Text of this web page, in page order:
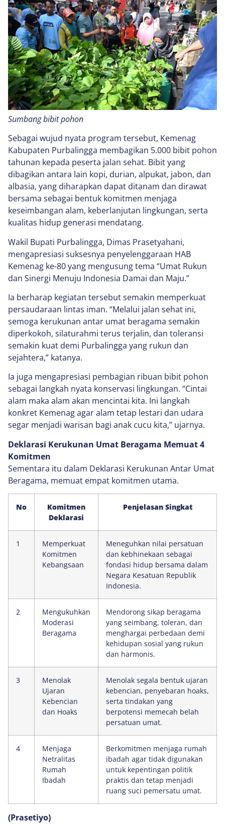
Sumbang bibit pohon
Sebagai wujud nyata program tersebut, Kemenag
Kabupaten Purbalingga membagikan 5.000 bibit pohon
tahunan kepada peserta jalan sehat. Bibit yang
dibagikan antara lain kopi, durian, alpukat, jabon, dan
albasia, yang diharapkan dapat ditanam dan dirawat
bersama sebagai bentuk komitmen menjaga
keseimbangan alam, keberlanjutan lingkungan, serta
kualitas hidup generasi mendatang.
Wakil Bupati Purbalingga, Dimas Prasetyahani,
mengapresiasi suksesnya penyelenggaraan HAB
Kemenag ke-80 yang mengusung tema “Umat Rukun
dan Sinergi Menuju Indonesia Damai dan Maju.”
Ia berharap kegiatan tersebut semakin memperkuat
persaudaraan lintas iman. “Melalui jalan sehat ini,
semoga kerukunan antar umat beragama semakin
diperkokoh, silaturahmi terus terjalin, dan toleransi
semakin kuat demi Purbalingga yang rukun dan
sejahtera,” katanya.
Ia juga mengapresiasi pembagian ribuan bibit pohon
sebagai langkah nyata konservasi lingkungan. “Cintai
alam maka alam akan mencintai kita. Ini langkah
konkret Kemenag agar alam tetap lestari dan udara
segar menjadi warisan bagi anak cucu kita,” ujarnya.
Deklarasi Kerukunan Umat Beragama Memuat 4
Komitmen
Sementara itu dalam Deklarasi Kerukunan Antar Umat
Beragama, memuat empat komitmen utama.
No
Komitmen
Deklarasi
Penjelasan Singkat
1
Memperkuat
Komitmen
Kebangsaan
Meneguhkan nilai persatuan
dan kebhinekaan sebagai
fondasi hidup bersama dalam
Negara Kesatuan Republik
Indonesia.
2
Mengukuhkan
Moderasi
Beragama
Mendorong sikap beragama
yang seimbang, toleran, dan
menghargai perbedaan demi
kehidupan sosial yang rukun
dan harmonis.
3
Menolak
Ujaran
Kebencian
dan Hoaks
Menolak segala bentuk ujaran
kebencian, penyebaran hoaks,
serta tindakan yang
berpotensi memecah belah
persatuan umat.
4
Menjaga
Netralitas
Rumah
Ibadah
Berkomitmen menjaga rumah
ibadah agar tidak digunakan
untuk kepentingan politik
praktis dan tetap menjadi
ruang suci pemersatu umat.
(Prasetiyo)